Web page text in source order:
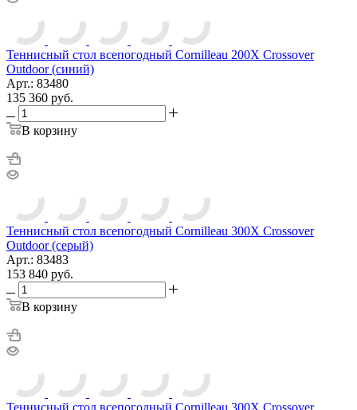
Теннисный стол всепогодный Cornilleau 200X Crossover
Outdoor (синий)
Арт.: 83480
135 360 руб.
В корзину
Теннисный стол всепогодный Cornilleau 300X Crossover
Outdoor (серый)
Арт.: 83483
153 840 руб.
В корзину
Теннисный стол всепогодный Cornilleau 300X Crossover